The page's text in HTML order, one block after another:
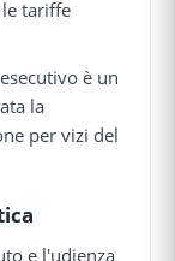
tariffe
è un
la
per vizi del
e l'udienza